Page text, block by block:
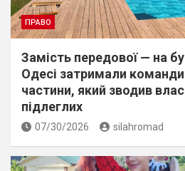
ПРАВО
Замість передової — на
Одесі затримали
частини, який зводив
підлеглих
07/30/2026 silahromad